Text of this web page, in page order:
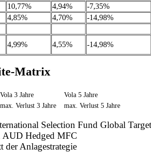
10,77% 4,94%
-7,35%
4,85% 4,70%
-14,98%
4,99% 4,55% -14,98%
Matrix
Vola 3 Jahre
Vola 5 Jahre
max. Verlust 3 Jahre max. Verlust 5 Jahre
Selection Fund Global
Hedged MFC
der Anlagestrategie